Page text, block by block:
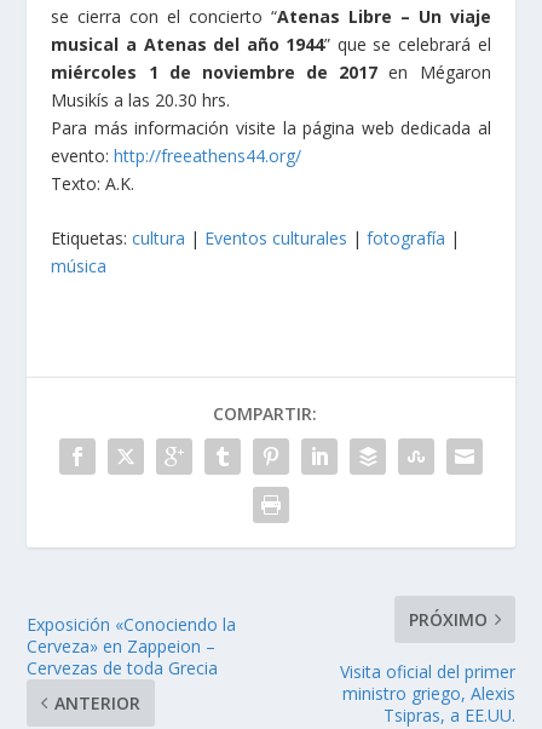
se cierra con el concierto “Atenas Libre – Un viaje
musical a Atenas del año 1944” que se celebrará el
miércoles 1 de noviembre de 2017 en Mégaron
Musikís a las 20.30 hrs.
Para más información visite la página web dedicada al
evento:http://freeathens44.org/
Texto: A.K.
Etiquetas:cultura | Eventos culturales |fotografía |
música
COMPARTIR:
Exposición «Conociendo la
Cerveza» en Zappeion –
Cervezas de toda Grecia
ANTERIOR
PRÓXIMO
Visita oficial del primer
ministro griego, Alexis
Tsipras, a EE.UU.